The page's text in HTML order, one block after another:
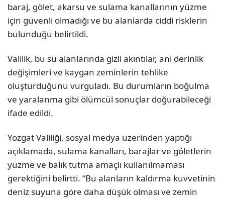
baraj, gölet, akarsu ve sulama kanallarının yüzme
için güvenli olmadığı ve bu alanlarda ciddi risklerin
bulunduğu belirtildi.
Valilik, bu su alanlarında gizli akıntılar, ani derinlik
değişimleri ve kaygan zeminlerin tehlike
oluşturduğunu vurguladı. Bu durumların boğulma
ve yaralanma gibi ölümcül sonuçlar doğurabileceği
ifade edildi.
Yozgat Valiliği, sosyal medya üzerinden yaptığı
açıklamada, sulama kanalları, barajlar ve göletlerin
yüzme ve balık tutma amaçlı kullanılmaması
gerektiğini belirtti. “Bu alanların kaldırma kuvvetinin
deniz suyuna göre daha düşük olması ve zemin